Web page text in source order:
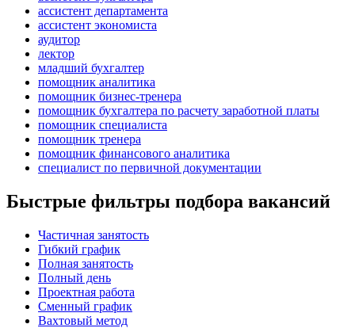
ассистент департамента
ассистент экономиста
аудитор
лектор
младший бухгалтер
помощник аналитика
помощник бизнес-тренера
помощник бухгалтера по расчету заработной платы
помощник специалиста
помощник тренера
помощник финансового аналитика
специалист по первичной документации
Быстрые фильтры подбора вакансий
Частичная занятость
Гибкий график
Полная занятость
Полный день
Проектная работа
Сменный график
Вахтовый метод